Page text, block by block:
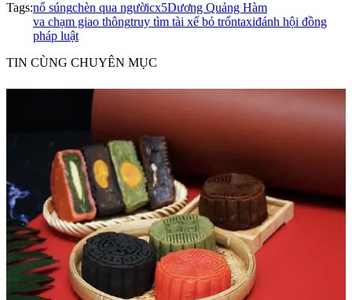
Tags:nổ súngchèn qua ngườicx5Dương Quảng Hàm
va chạm giao thôngtruy tìm tài xế bỏ trốntaxiđánh hội đồng
pháp luật
TIN CÙNG CHUYÊN MỤC